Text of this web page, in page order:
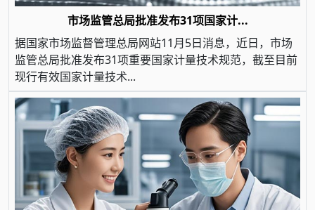
市场监管总局批准发布31项国家计...
据国家市场监督管理总局网站11月5日消息，近日，市场
监管总局批准发布31项重要国家计量技术规范，截至目前
现行有效国家计量技术...